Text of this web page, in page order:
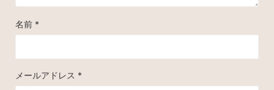
名前 *
メールアドレス *